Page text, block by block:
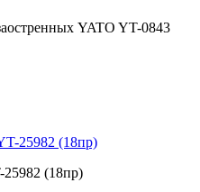
YATO YT-0843
(18пр)